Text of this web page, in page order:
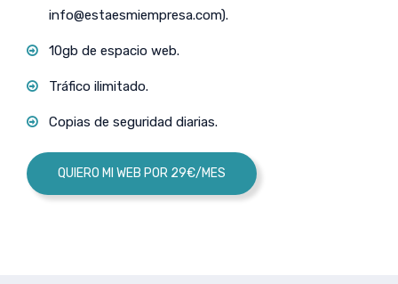
info@estaesmiempresa.com).
10gb de espacio web.
Tráfico ilimitado.
Copias de seguridad diarias.
QUIERO MI WEB POR 29€/MES